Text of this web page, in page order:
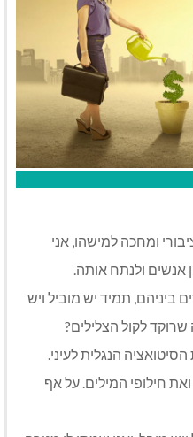
ומחכה למישהו, אני
אנשים ולנתח אותה.
תמיד יש מוביל ויש
לקול הצלילים?
הנגלית לעיני.
חילופי המילים. על אף